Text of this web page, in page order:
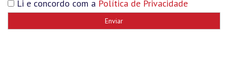
Li e concordo com a Política de Privacidade
Enviar